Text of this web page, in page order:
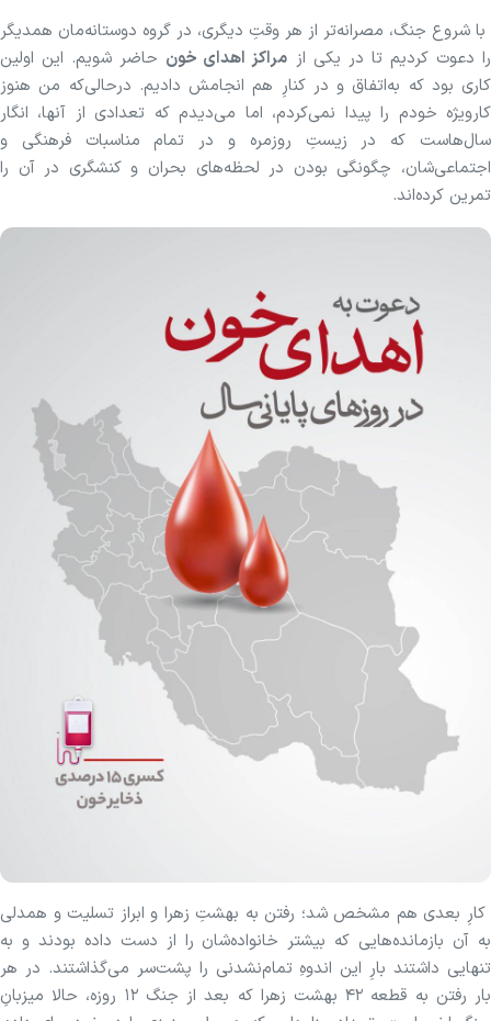
با شروع جنگ، مصرانه‌تر از هر وقتِ دیگری، در گروه دوستانه‌مان همدیگر
را دعوت کردیم تا در یکی از مراکز اهدای خون حاضر شویم. این اولین
کاری بود که به‌اتفاق و در کنارِ هم انجامش دادیم. درحالی‌که من هنوز
کارویژه خودم را پیدا نمی‌کردم، اما می‌دیدم که تعدادی از آنها، انگار
سال‌هاست که در زیستِ روزمره و در تمام مناسبات فرهنگی و
اجتماعی‌شان، چگونگی بودن در لحظه‌های بحران و کنشگری در آن را
تمرین کرده‌اند.
کارِ بعدی هم مشخص شد؛ رفتن به بهشتِ زهرا و ابراز تسلیت و همدلی
به آن بازمانده‌هایی که بیشتر خانواده‌شان را از دست داده بودند و به
تنهایی داشتند بارِ این اندوهِ تمام‌نشدنی را پشت‌سر می‌گذاشتند. در هر
بار رفتن به قطعه ۴۲ بهشت زهرا که بعد از جنگ ۱۲ روزه، حالا میزبانِ